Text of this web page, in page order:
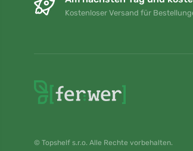
Kostenloser Versand für
© Topshelf s.r.o. Alle Rechte vorbehalten.